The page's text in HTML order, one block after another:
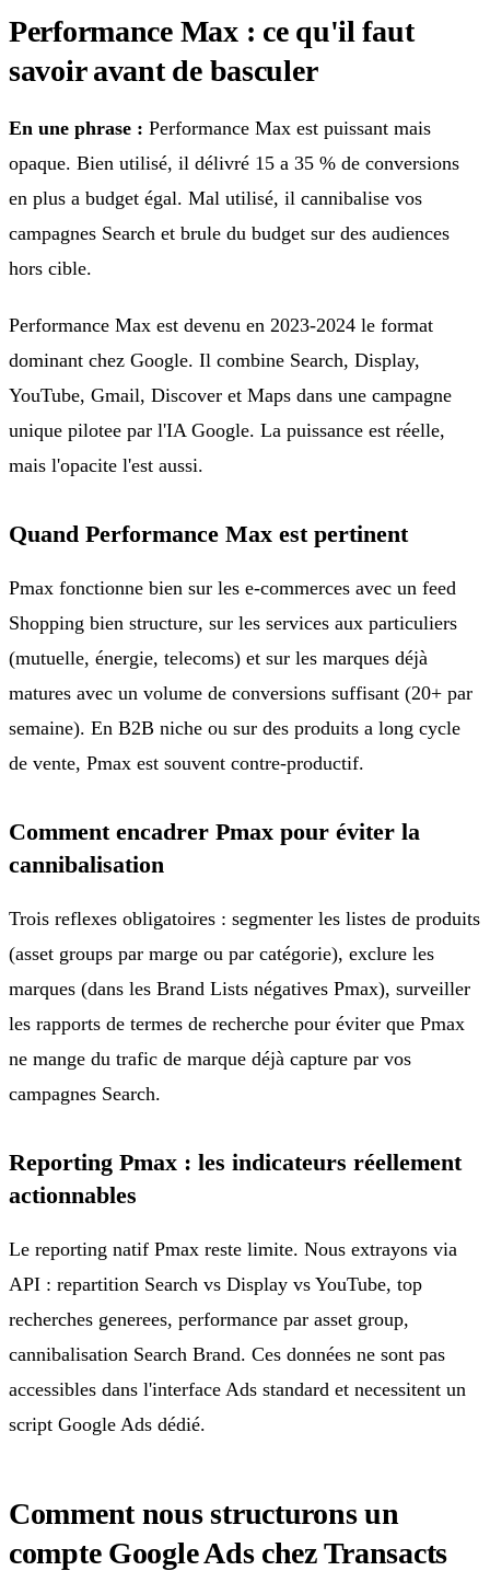
Performance Max : ce qu'il faut
savoir avant de basculer
En une phrase : Performance Max est puissant mais
opaque. Bien utilisé, il délivré 15 a 35 % de conversions
en plus a budget égal. Mal utilisé, il cannibalise vos
campagnes Search et brule du budget sur des audiences
hors cible.
Performance Max est devenu en 2023-2024 le format
dominant chez Google. Il combine Search, Display,
YouTube, Gmail, Discover et Maps dans une campagne
unique pilotee par l'IA Google. La puissance est réelle,
mais l'opacite l'est aussi.
Quand Performance Max est pertinent
Pmax fonctionne bien sur les e-commerces avec un feed
Shopping bien structure, sur les services aux particuliers
(mutuelle, énergie, telecoms) et sur les marques déjà
matures avec un volume de conversions suffisant (20+ par
semaine). En B2B niche ou sur des produits a long cycle
de vente, Pmax est souvent contre-productif.
Comment encadrer Pmax pour éviter la
cannibalisation
Trois reflexes obligatoires : segmenter les listes de produits
(asset groups par marge ou par catégorie), exclure les
marques (dans les Brand Lists négatives Pmax), surveiller
les rapports de termes de recherche pour éviter que Pmax
ne mange du trafic de marque déjà capture par vos
campagnes Search.
Reporting Pmax : les indicateurs réellement
actionnables
Le reporting natif Pmax reste limite. Nous extrayons via
API : repartition Search vs Display vs YouTube, top
recherches generees, performance par asset group,
cannibalisation Search Brand. Ces données ne sont pas
accessibles dans l'interface Ads standard et necessitent un
script Google Ads dédié.
Comment nous structurons un
compte Google Ads chez Transacts